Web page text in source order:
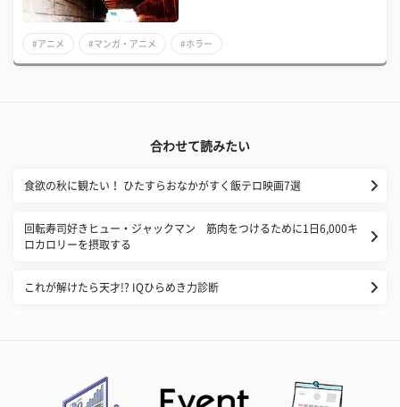
#アニメ #マンガ・アニメ #ホラー
合わせて読みたい
食欲の秋に観たい！ ひたすらおなかがすく飯テロ映画7選
回転寿司好きヒュー・ジャックマン 筋肉をつけるために1日6,000キ
ロカロリーを摂取する
これが解けたら天才!? IQひらめき力診断